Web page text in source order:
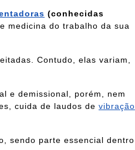
tadoras (conhecidas
medicina do trabalho da sua
Contudo, elas variam,
e demissional, porém, nem
cuida de laudos de vibração
sendo parte essencial dentro